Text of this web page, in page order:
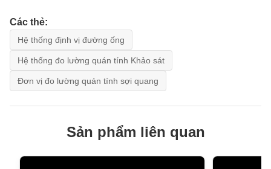
Các thẻ:
Hệ thống định vị đường ống
Hệ thống đo lường quán tính Khảo sát
Đơn vị đo lường quán tính sợi quang
Sản phẩm liên quan